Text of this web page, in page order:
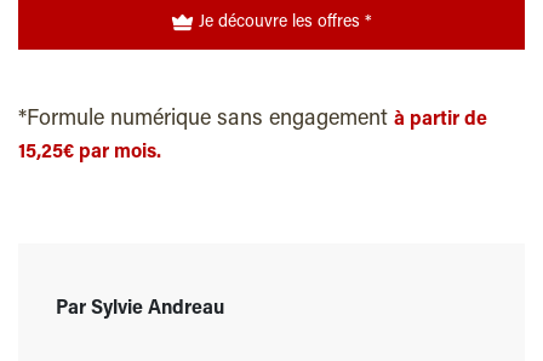
Je découvre les offres *
*Formule numérique sans engagement à partir de
15,25€ par mois.
Par Sylvie Andreau